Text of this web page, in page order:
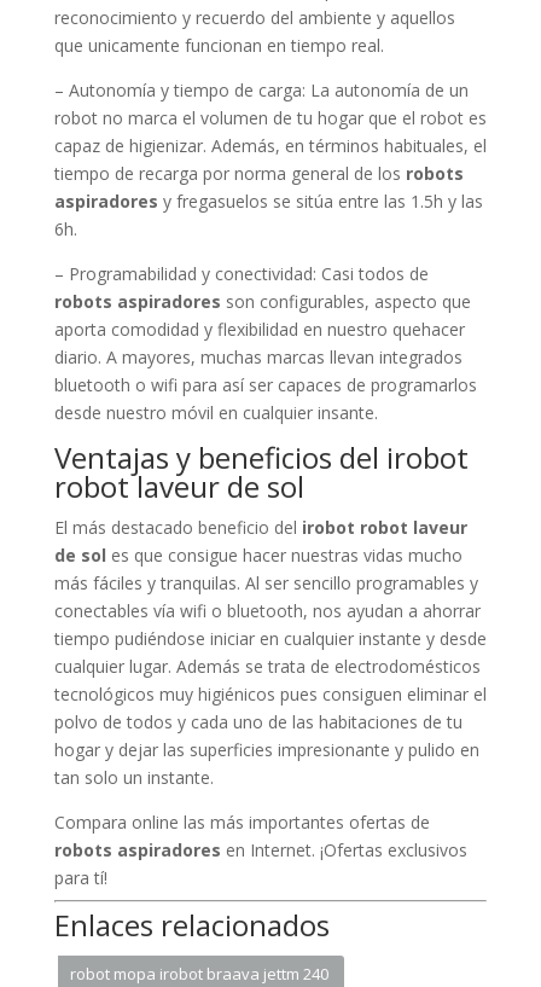
reconocimiento y recuerdo del ambiente y aquellos
que unicamente funcionan en tiempo real.
– Autonomía y tiempo de carga: La autonomía de un
robot no marca el volumen de tu hogar que el robot es
capaz de higienizar. Además, en términos habituales, el
tiempo de recarga por norma general de los robots
aspiradores y fregasuelos se sitúa entre las 1.5h y las
6h.
– Programabilidad y conectividad: Casi todos de
robots aspiradores son configurables, aspecto que
aporta comodidad y flexibilidad en nuestro quehacer
diario. A mayores, muchas marcas llevan integrados
bluetooth o wifi para así ser capaces de programarlos
desde nuestro móvil en cualquier insante.
Ventajas y beneficios del irobot
robot laveur de sol
El más destacado beneficio del irobot robot laveur
de sol es que consigue hacer nuestras vidas mucho
más fáciles y tranquilas. Al ser sencillo programables y
conectables vía wifi o bluetooth, nos ayudan a ahorrar
tiempo pudiéndose iniciar en cualquier instante y desde
cualquier lugar. Además se trata de electrodomésticos
tecnológicos muy higiénicos pues consiguen eliminar el
polvo de todos y cada uno de las habitaciones de tu
hogar y dejar las superficies impresionante y pulido en
tan solo un instante.
Compara online las más importantes ofertas de
robots aspiradores en Internet. ¡Ofertas exclusivos
para tí!
Enlaces relacionados
robot mopa irobot braava jettm 240